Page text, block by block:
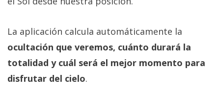
La aplicación calcula automáticamente la
ocultación que veremos, cuánto durará la
totalidad y cuál será el mejor momento para
disfrutar del cielo.